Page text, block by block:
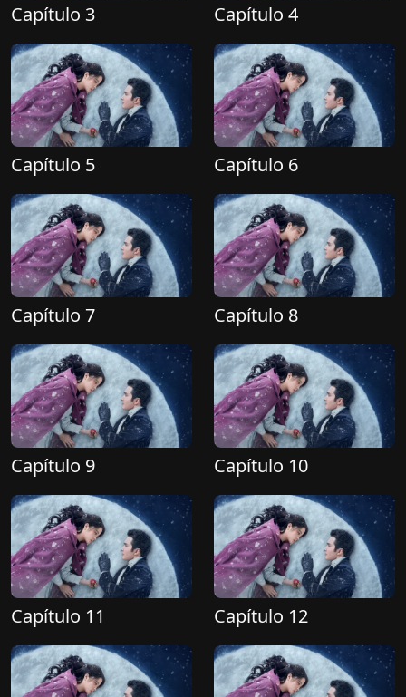
Capítulo 3 Capítulo 4
Capítulo 5 Capítulo 6
Capítulo 7 Capítulo 8
Capítulo 9 Capítulo 10
Capítulo 11 Capítulo 12